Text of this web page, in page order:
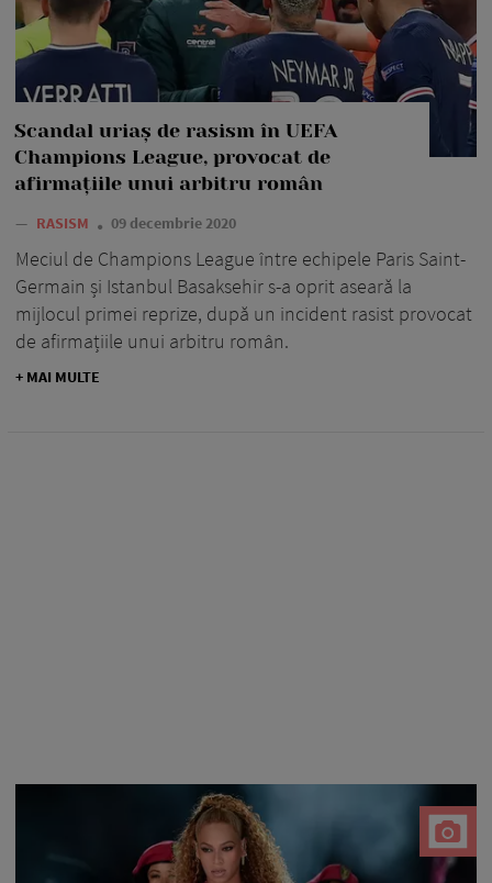
Scandal uriaș de rasism în UEFA
Champions League, provocat de
afirmațiile unui arbitru român
— RASISM 09 decembrie 2020
Meciul de Champions League între echipele Paris Saint-
Germain și Istanbul Basaksehir s-a oprit aseară la
mijlocul primei reprize, după un incident rasist provocat
de afirmațiile unui arbitru român.
+ MAI MULTE